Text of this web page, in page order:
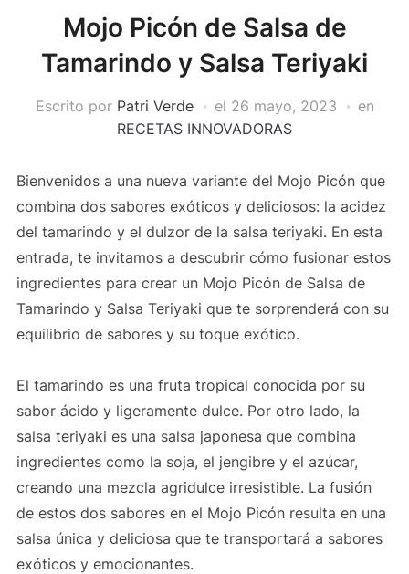
Mojo Picón de Salsa de
Tamarindo y Salsa Teriyaki
Escrito por Patri Verde el 26 mayo, 2023
en
RECETAS INNOVADORAS
Bienvenidos a una nueva variante del Mojo Picón que
combina dos sabores exóticos y deliciosos: la acidez
del tamarindo y el dulzor de la salsa teriyaki. En esta
entrada, te invitamos a descubrir cómo fusionar estos
ingredientes para crear un Mojo Picón de Salsa de
Tamarindo y Salsa Teriyaki que te sorprenderá con su
equilibrio de sabores y su toque exótico.
El tamarindo es una fruta tropical conocida por su
sabor ácido y ligeramente dulce. Por otro lado, la
salsa teriyaki es una salsa japonesa que combina
ingredientes como la soja, el jengibre y el azúcar,
creando una mezcla agridulce irresistible. La fusión
de estos dos sabores en el Mojo Picón resulta en una
salsa única y deliciosa que te transportará a sabores
exóticos y emocionantes.